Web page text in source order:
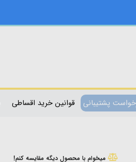
پشتیبانی قوانین خرید اقساطی
میخوام با محصول دیگه مقایسه کنم!